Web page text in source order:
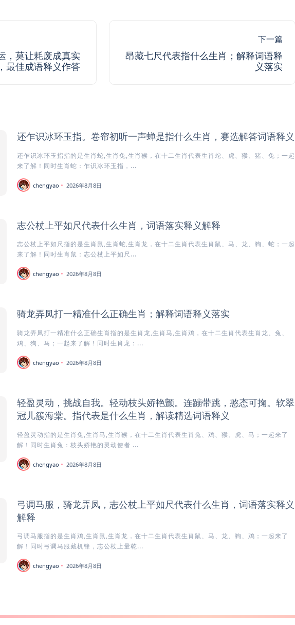
，莫让耗废成真实
最佳成语释义作答
下一篇
昂藏七尺代表指什么生肖；解释词语释
义落实
还乍识冰环玉指。卷帘初听一声蝉是指什么生肖，赛选解答词语释义
还乍识冰环玉指指的是生肖蛇,生肖兔,生肖猴，在十二生肖代表生肖蛇、虎、猴、猪、兔；一起
来了解！同时生肖蛇：乍识冰环玉指，...
chengyao 2026年8月8日
志公杖上平如尺代表什么生肖，词语落实释义解释
志公杖上平如尺指的是生肖鼠,生肖蛇,生肖龙，在十二生肖代表生肖鼠、马、龙、狗、蛇；一起
来了解！同时生肖鼠：志公杖上平如尺...
chengyao 2026年8月8日
骑龙弄凤打一精准什么正确生肖；解释词语释义落实
骑龙弄凤打一精准什么正确生肖指的是生肖龙,生肖马,生肖鸡，在十二生肖代表生肖龙、兔、
鸡、狗、马；一起来了解！同时生肖龙：...
chengyao 2026年8月8日
轻盈灵动，挑战自我。轻动枝头娇艳颤。连蹦带跳，憨态可掬。软翠
冠儿簇海棠。指代表是什么生肖，解读精选词语释义
轻盈灵动指的是生肖兔,生肖马,生肖猴，在十二生肖代表生肖兔、鸡、猴、虎、马；一起来了
解！同时生肖兔：枝头娇艳的灵动使者 ...
chengyao 2026年8月8日
弓调马服，骑龙弄凤，志公杖上平如尺代表什么生肖，词语落实释义
解释
弓调马服指的是生肖鸡,生肖鼠,生肖龙，在十二生肖代表生肖鼠、马、龙、狗、鸡；一起来了
解！同时弓调马服藏机锋，志公杖上量乾...
chengyao 2026年8月8日